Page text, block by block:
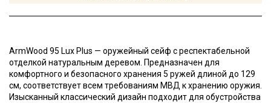
ArmWood 95 Lux Plus — оружейный сейф с респектабельной
отделкой натуральным деревом. Предназначен для
комфортного и безопасного хранения 5 ружей длиной до 129
cм, соответствует всем требованиям МВД к хранению оружия.
Изысканный классический дизайн подходит для обустройства